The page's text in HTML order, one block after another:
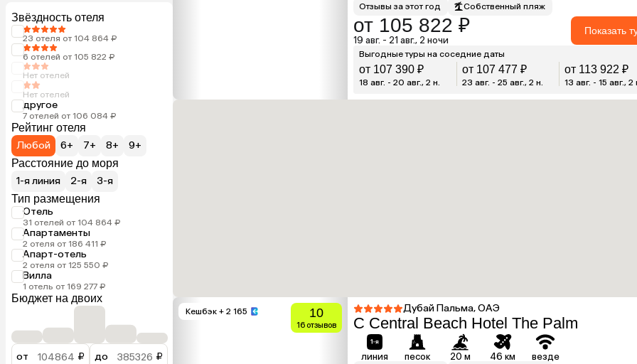
Звёздность отеля
23 отеля от 104 864 ₽
6 отелей от 105 822 ₽
Нет отелей
Нет отелей
другое
7 отелей от 106 084 ₽
Рейтинг отеля
Любой
6+ 7+ 8+
9+
Расстояние до моря
1-я линия
2-я
3-я
Тип размещения
Отель
31 отелей от 104 864 ₽
Апартаменты
2 отеля от 186 411 ₽
Апарт-отель
2 отеля от 125 550 ₽
Вилла
1 отель от 169 277 ₽
Бюджет на двоих
от ₽ до
₽
Отзывы за этот год Собственный пляж
от 105 822 ₽
19 авг. - 21 авг., 2 ночи
Показать
Выгодные туры на соседние даты
от 107 390 ₽
18 авг. - 20 авг., 2 н.
от 107 477 ₽
23 авг. - 25 авг., 2 н.
от 113 922 ₽
13 авг. - 15 авг., 2
Кешбэк + 2 165 10
16 отзывов
Дубай Пальма, ОАЭ
C Central Beach Hotel The Palm
линия песок 20 м 46 км везде